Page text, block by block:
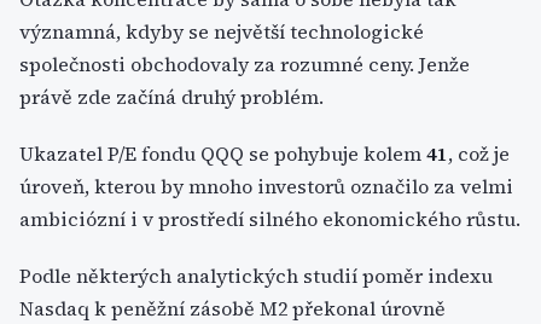
významná, kdyby se největší technologické
společnosti obchodovaly za rozumné ceny. Jenže
právě zde začíná druhý problém.
Ukazatel P/E fondu QQQ se pohybuje kolem41, což je
úroveň, kterou by mnoho investorů označilo za velmi
ambiciózní i v prostředí silného ekonomického růstu.
Podle některých analytických studií poměr indexu
Nasdaq k peněžní zásobě M2 překonal úrovně